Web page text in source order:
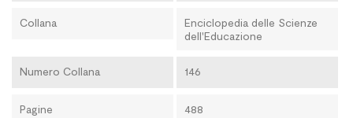
Collana
Enciclopedia delle Scienze
dell'Educazione
Numero Collana 146
Pagine 488